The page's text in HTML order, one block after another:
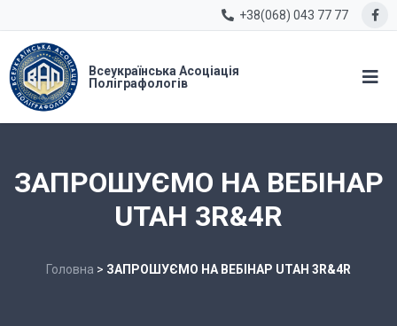
+38(068) 043 77 77
Всеукраїнська Асоціація
Поліграфологів
ЗАПРОШУЄМО НА ВЕБІНАР
UTAH 3R&4R
Головна > ЗАПРОШУЄМО НА ВЕБІНАР UTAH 3R&4R